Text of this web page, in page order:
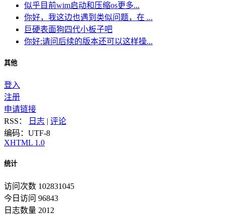
似乎目前wim启动和压缩os更多...
你好，我这边也遇到类似问题，在 ...
巨硬表面狗四代小板子吧
你好:请问后续的版本还可以这样操...
其他
登入
注册
申请链接
RSS：
日志 | 评论
编码：UTF-8
XHTML 1.0
统计
访问次数 102831045
今日访问 96843
日志数量 2012